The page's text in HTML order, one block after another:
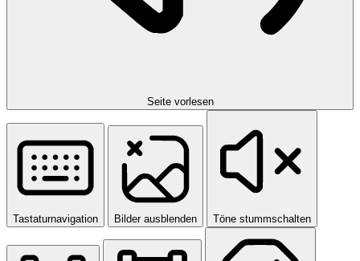
Seite vorlesen
Tastaturnavigation Bilder ausblenden Töne stummschalten